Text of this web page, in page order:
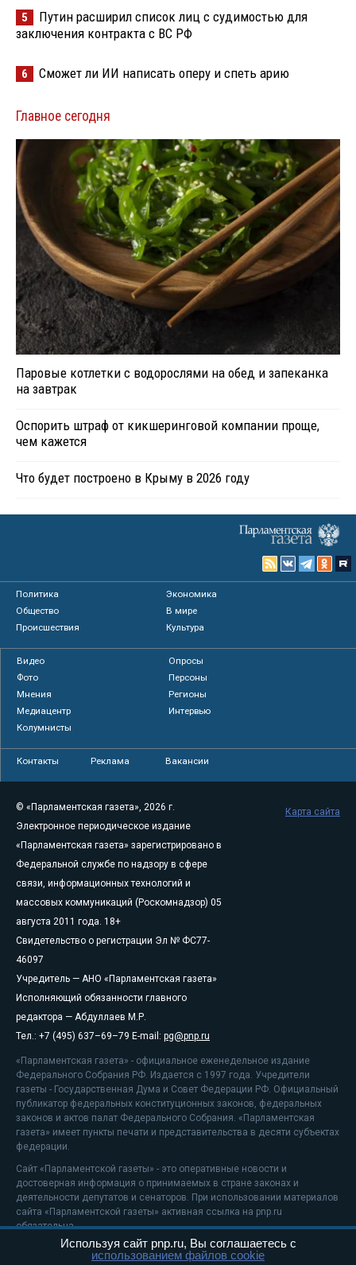
5
Путин расширил список лиц с судимостью для
заключения контракта с ВС РФ
6 Сможет ли ИИ написать оперу и спеть арию
Главное сегодня
Паровые котлетки с водорослями на обед и запеканка
на завтрак
Оспорить штраф от кикшеринговой компании проще,
чем кажется
Что будет построено в Крыму в 2026 году
Политика
Экономика
Общество
В мире
Происшествия
Культура
Видео
Опросы
Фото
Персоны
Мнения
Регионы
Медиацентр
Интервью
Колумнисты
Контакты Реклама Вакансии
© «Парламентская газета», 2026 г.
Электронное периодическое издание
«Парламентская газета» зарегистрировано в
Федеральной службе по надзору в сфере
связи, информационных технологий и
массовых коммуникаций (Роскомнадзор) 05
августа 2011 года. 18+
Свидетельство о регистрации Эл № ФС77-
46097
Учредитель — АНО «Парламентская газета»
Исполняющий обязанности главного
редактора — Абдуллаев М.Р.
Тел.: +7 (495) 637–69–79 E-mail: pg@pnp.ru
«Парламентская газета» - официальное еженедельное издание
Федерального Собрания РФ. Издается с 1997 года. Учредители
газеты - Государственная Дума и Совет Федерации РФ. Официальный
публикатор федеральных конституционных законов, федеральных
законов и актов палат Федерального Собрания. «Парламентская
газета» имеет пункты печати и представительства в десяти субъектах
федерации.
Сайт «Парламентской газеты» - это оперативные новости и
достоверная информация о принимаемых в стране законах и
деятельности депутатов и сенаторов. При использовании материалов
сайта «Парламентской газеты» активная ссылка на pnp.ru
обязательна.
На информационном ресурсе применяютсярекомендательные
Карта сайта
Используя сайт pnp.ru, Вы соглашаетесь с
использованием файлов cookie